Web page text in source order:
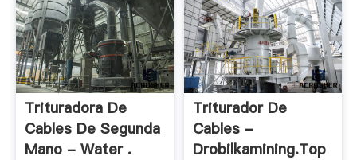
Trituradora De
Cables De Segunda
Mano - Water .
Triturador De
Cables -
Drobilkamining.top